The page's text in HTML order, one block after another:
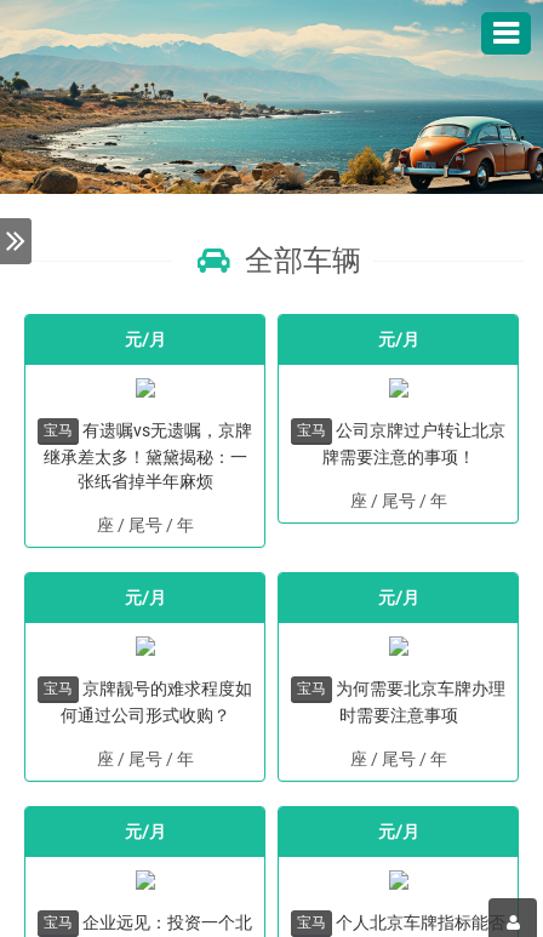
全部车辆
元/月
宝马
有遗嘱vs无遗嘱，京牌
继承差太多！黛黛揭秘：一
张纸省掉半年麻烦
座 / 尾号 /年
元/月
宝马
公司京牌过户转让北京
牌需要注意的事项！
座 / 尾号 /年
元/月
宝马
京牌靓号的难求程度如
何通过公司形式收购？
座 / 尾号 /年
元/月
宝马
为何需要北京车牌办理
时需要注意事项
座 / 尾号 /年
元/月
宝马
企业远见：投资一个北
元/月
宝马
个人北京车牌指标能否